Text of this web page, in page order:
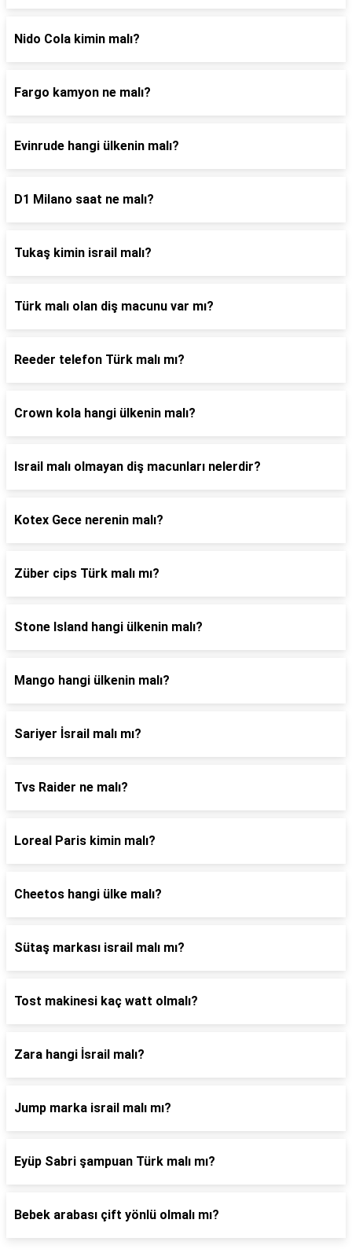
Nido Cola kimin malı?
Fargo kamyon ne malı?
Evinrude hangi ülkenin malı?
D1 Milano saat ne malı?
Tukaş kimin israil malı?
Türk malı olan diş macunu var mı?
Reeder telefon Türk malı mı?
Crown kola hangi ülkenin malı?
Israil malı olmayan diş macunları nelerdir?
Kotex Gece nerenin malı?
Züber cips Türk malı mı?
Stone Island hangi ülkenin malı?
Mango hangi ülkenin malı?
Sariyer İsrail malı mı?
Tvs Raider ne malı?
Loreal Paris kimin malı?
Cheetos hangi ülke malı?
Sütaş markası israil malı mı?
Tost makinesi kaç watt olmalı?
Zara hangi İsrail malı?
Jump marka israil malı mı?
Eyüp Sabri şampuan Türk malı mı?
Bebek arabası çift yönlü olmalı mı?